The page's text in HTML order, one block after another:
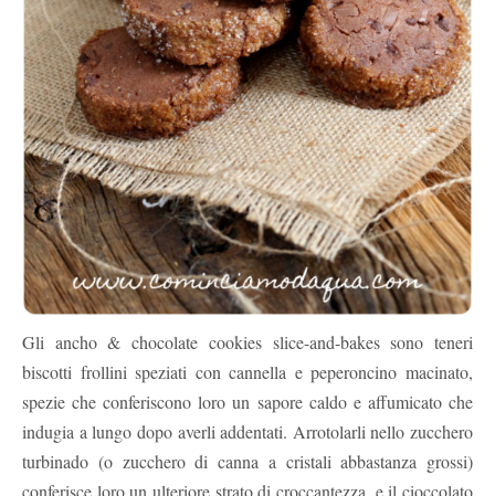
Gli ancho & chocolate cookies slice-and-bakes sono teneri
biscotti frollini speziati con cannella e peperoncino macinato,
spezie che conferiscono loro un sapore caldo e affumicato che
indugia a lungo dopo averli addentati. Arrotolarli nello zucchero
turbinado (o zucchero di canna a cristali abbastanza grossi)
conferisce loro un ulteriore strato di croccantezza, e il cioccolato